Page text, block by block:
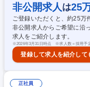
ィー設備など。通常運転時
ンバーと協力しながら応急
や、ご自身の技術力の共有
も可能です。 募集職種 【山梨/工務担当】プライム上場企業グループ/転勤
無/年間休日120日
非公開求人 は25
ご登録いただくと、約25万
非公開求人からご希望に沿
求人をご紹介します。
※2026年3月31日時点 ※求人数＝採用予
登録して求人を紹介して
正社員